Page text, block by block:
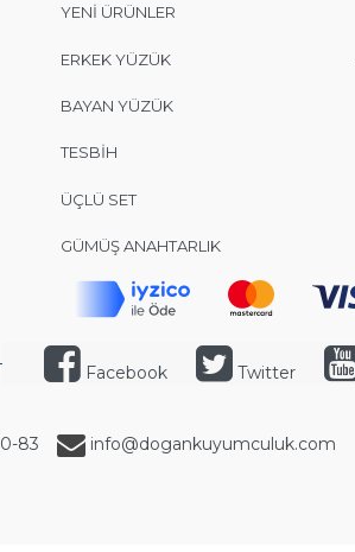
YENİ ÜRÜNLER
ERKEK YÜZÜK
BAYAN YÜZÜK
TESBİH
ÜÇLÜ SET
GÜMÜŞ ANAHTARLIK
Facebook Twitter
83 info@dogankuyumculuk.com